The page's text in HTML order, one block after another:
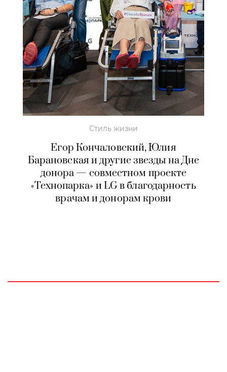
Стиль жизни
Егор Кончаловский, Юлия
Барановская и другие звезды на Дне
донора — совместном проекте
«Технопарка» и LG в благодарность
врачам и донорам крови